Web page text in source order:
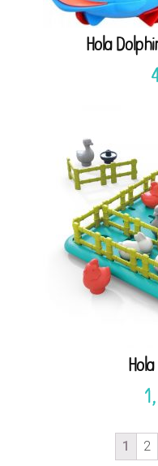
Hola
1 2